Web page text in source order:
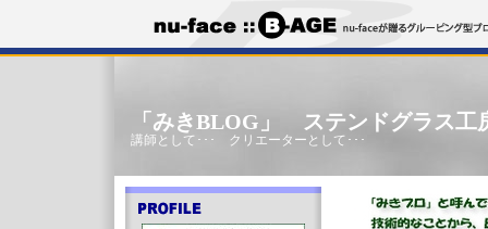
「みきBLOG」 ステンドグラス工
講師として･･･ クリエーターとして･･･